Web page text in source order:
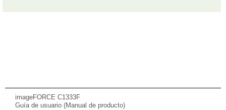
imageFORCE C1333F
Guía de usuario (Manual de producto)